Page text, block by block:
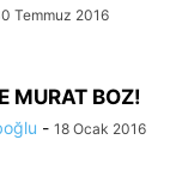
Temmuz 2016
MURAT BOZ!
- 18 Ocak 2016